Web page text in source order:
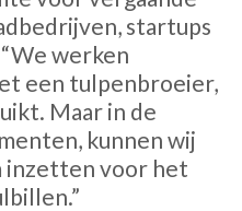
startups
werken
een tulpenbroeier,
Maar in de
kunnen wij
inzetten voor het